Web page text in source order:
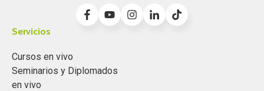
Servicios
Cursos en vivo
Seminarios y Diplomados
en vivo